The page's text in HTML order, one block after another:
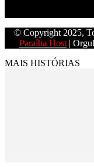
© Copyright 2025,
Paraíba Host |
MAIS HISTÓRIAS